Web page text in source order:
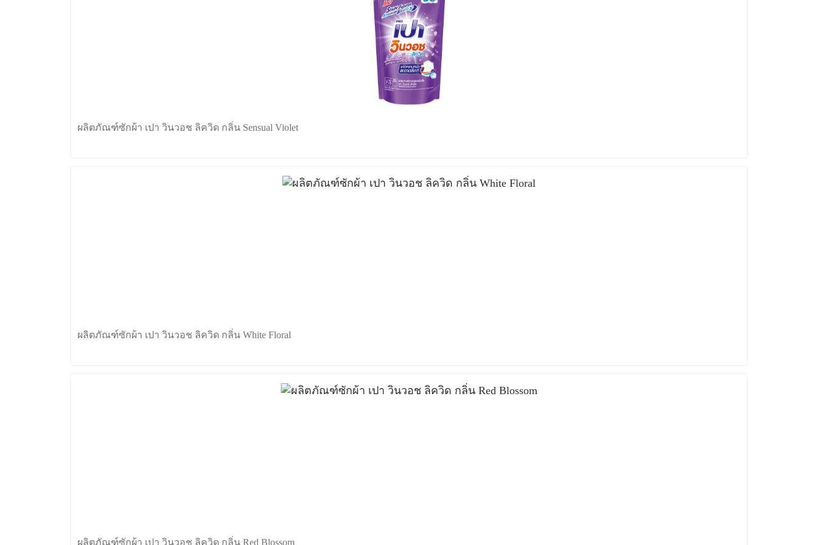
ผลิตภัณฑ์ซักผ้า เปา วินวอช ลิควิด กลิ่น Sensual Violet
ผลิตภัณฑ์ซักผ้า เปา วินวอช ลิควิด กลิ่น White Floral
ผลิตภัณฑ์ซักผ้า เปา วินวอช ลิควิด กลิ่น Red Blossom